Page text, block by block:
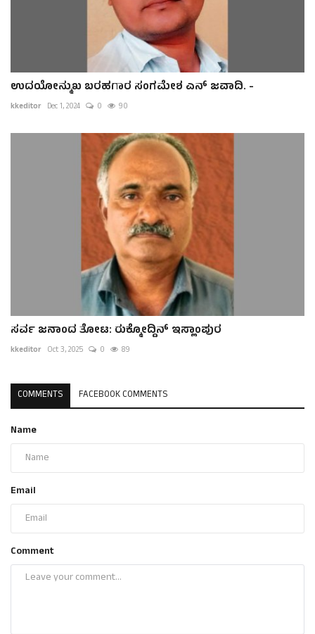
ಉದಯೋನ್ಮುಖ ಬರಹಗಾರ ಸಂಗಮೇಶ ಎನ್ ಜವಾದಿ. -
kkeditor Dec 1, 2024 0 90
ಸರ್ವ ಜನಾಂದ ತೋಟ: ರುಕ್ಮೋದ್ದಿನ್ ಇಸ್ಲಾಂಪುರ
kkeditor Oct 3, 2025 0 89
COMMENTS FACEBOOK COMMENTS
Name
Email
Comment